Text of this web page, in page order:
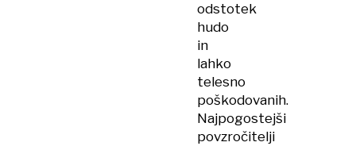
odstotek
hudo
in
lahko
telesno
poškodovanih.
Najpogostejši
povzročitelji